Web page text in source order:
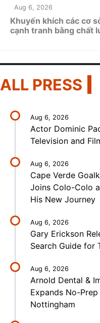
Aug 6, 2026
Khuyến khích các cơ
cạnh tranh bằng chất
ALL PRESS
Aug 6, 2026
Actor Dominic
Television and
Aug 6, 2026
Cape Verde
Joins Colo-Colo
His New Journey
Aug 6, 2026
Gary Erickson
Search Guide for
Aug 6, 2026
Arnold Dental &
Expands No-
Nottingham